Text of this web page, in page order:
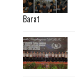
Barat